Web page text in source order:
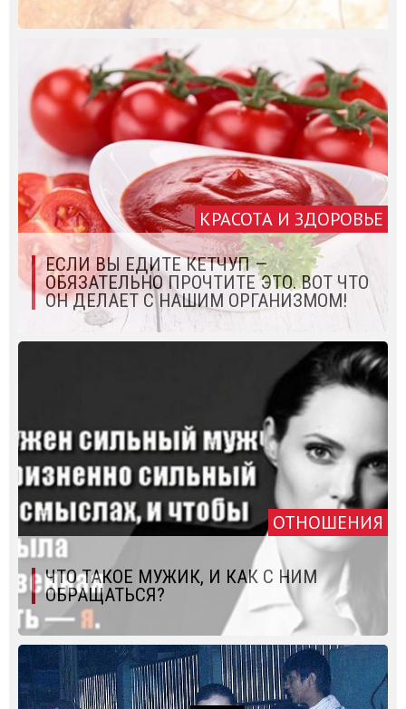
КРАСОТА И ЗДОРОВЬЕ
ЕСЛИ ВЫ ЕДИТЕ КЕТЧУП —
ОБЯЗАТЕЛЬНО ПРОЧТИТЕ ЭТО. ВОТ ЧТО
ОН ДЕЛАЕТ С НАШИМ ОРГАНИЗМОМ!
ОТНОШЕНИЯ
ЧТО ТАКОЕ МУЖИК, И КАК С НИМ
ОБРАЩАТЬСЯ?